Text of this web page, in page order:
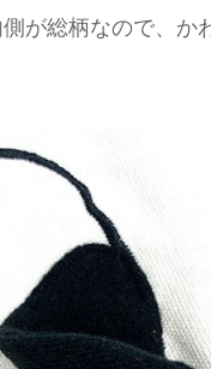
が総柄なので、か